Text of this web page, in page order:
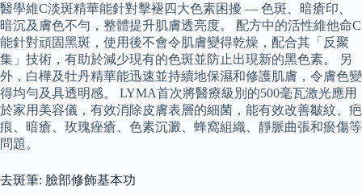
醫學維C淡斑精華能針對擊褪四大色素困擾 — 色斑、暗瘡印、
暗沉及膚色不勻，整體提升肌膚透亮度。 配方中的活性維他命C
能針對頑固黑斑，使用後不會令肌膚變得乾燥，配合其「反聚
集」技術，有助於減少現有的色斑並防止出現新的黑色素。 另
外，白樺及牡丹精華能迅速並持續地保濕和修護肌膚，令膚色變
得均勻及具透明感。 LYMA首次將醫療級別的500毫瓦激光應用
於家用美容儀，有效消除皮膚表層的細菌，能有效改善皺紋、疤
痕、暗瘡、玫瑰痤瘡、色素沉澱、蜂窩組織、靜脈曲張和瘀傷等
問題。
去斑筆: 臉部修飾基本功